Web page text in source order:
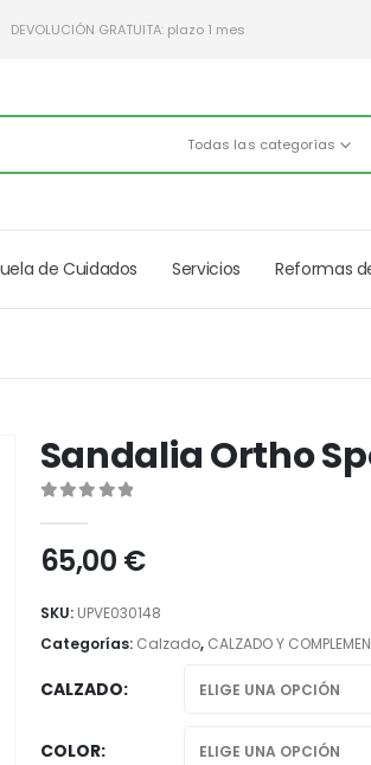
DEVOLUCIÓN GRATUITA: plazo 1 mes
Todas las categorías
de Cuidados Servicios Reformas
Sandalia Ortho
65,00 €
SKU: UPVE030148
Categorías: Calzado, CALZADO Y
CALZADO
COLOR